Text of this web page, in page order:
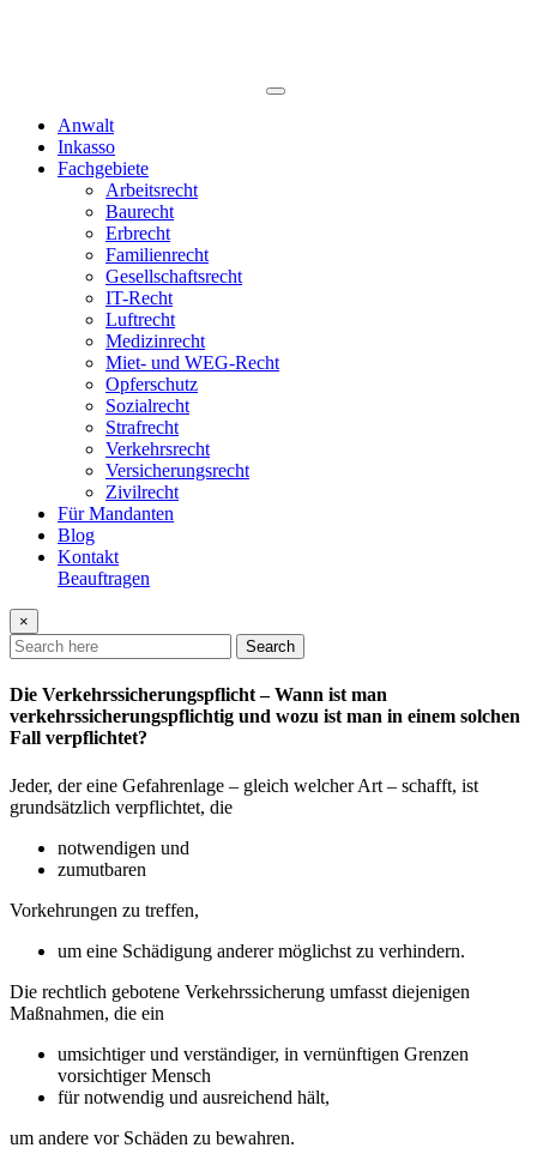
Anwalt
Inkasso
Fachgebiete
Arbeitsrecht
Baurecht
Erbrecht
Familienrecht
Gesellschaftsrecht
IT-Recht
Luftrecht
Medizinrecht
Miet- und WEG-Recht
Opferschutz
Sozialrecht
Strafrecht
Verkehrsrecht
Versicherungsrecht
Zivilrecht
Für Mandanten
Blog
Kontakt
Beauftragen
×
Search
Die Verkehrssicherungspflicht – Wann ist man
verkehrssicherungspflichtig und wozu ist man in einem solchen
Fall verpflichtet?
Jeder, der eine Gefahrenlage – gleich welcher Art – schafft, ist
grundsätzlich verpflichtet, die
notwendigen und
zumutbaren
Vorkehrungen zu treffen,
um eine Schädigung anderer möglichst zu verhindern.
Die rechtlich gebotene Verkehrssicherung umfasst diejenigen
Maßnahmen, die ein
umsichtiger und verständiger, in vernünftigen Grenzen
vorsichtiger Mensch
für notwendig und ausreichend hält,
um andere vor Schäden zu bewahren.